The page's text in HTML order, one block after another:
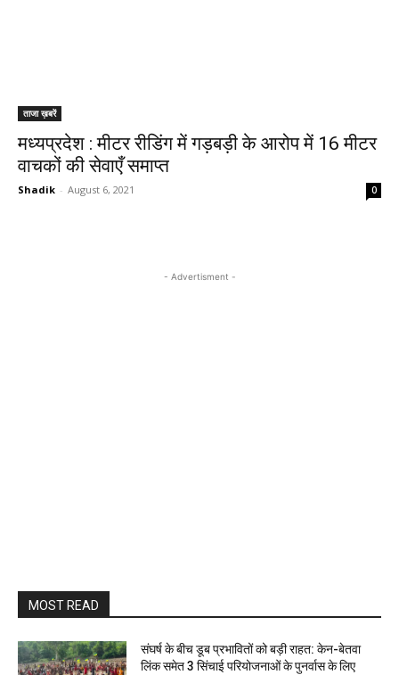
ताजा ख़बरें
मध्यप्रदेश : मीटर रीडिंग में गड़बड़ी के आरोप में 16 मीटर
वाचकों की सेवाएँ समाप्त
Shadik - August 6, 2021 0
- Advertisment -
MOST READ
संघर्ष के बीच डूब प्रभावितों को बड़ी राहत: केन-बेतवा
लिंक समेत 3 सिंचाई परियोजनाओं के पुनर्वास के लिए